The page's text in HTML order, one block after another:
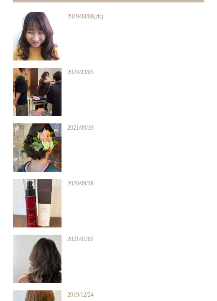
2019/08/08(木)
2024/03/05
2021/09/19
2020/09/18
2021/01/05
2019/12/24